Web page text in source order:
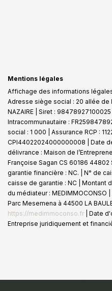
Mentions légales
Affichage des informations légales
Adresse siège social : 20 allée de
NAZAIRE | Siret :
Intracommunautaire :
social : 1 000 | Assurance RCP :
CPI44022024000000008 | Date
délivrance : Maison de
Françoise Sagan CS 60186
garantie financière : NC. | N° de
caisse de garantie : NC | Montant
du médiateur : MEDIMMOCONSO
Parc Mesemena à 44500 LA
https://medimmoconso.fr | Date
Entreprise juridiquement et